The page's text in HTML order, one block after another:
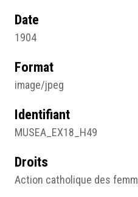
Date
1904
Format
image/jpeg
Identifiant
MUSEA_EX18_H49
Droits
Action catholique des